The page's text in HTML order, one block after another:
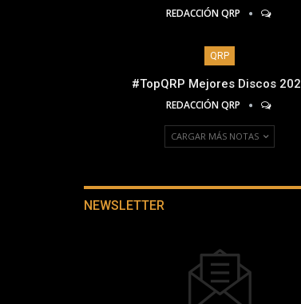
REDACCIÓN QRP
QRP
#TopQRP Mejores Discos
REDACCIÓN QRP
CARGAR MÁS NOTAS
NEWSLETTER